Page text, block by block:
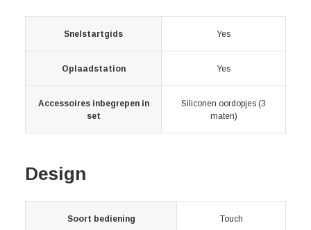
Snelstartgids Yes
Oplaadstation Yes
Accessoires inbegrepen in
set
Siliconen oordopjes (3
maten)
Design
Soort bediening Touch